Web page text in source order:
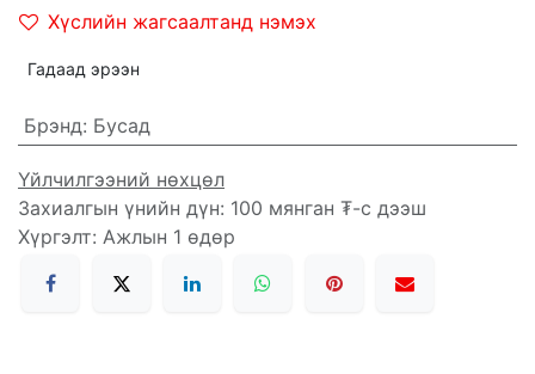
Хүслийн жагсаалтанд нэмэх
Гадаад эрээн
Брэнд: Бусад
Үйлчилгээний нөхцөл
Захиалгын үнийн дүн: 100 мянган ₮-с дээш
Хүргэлт: Ажлын 1 өдөр